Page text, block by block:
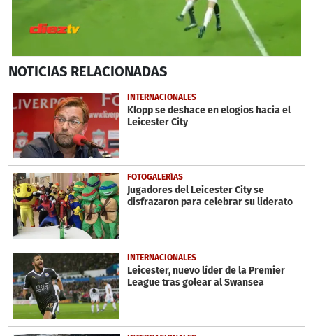
seconds
32
seconds
NOTICIAS RELACIONADAS
INTERNACIONALES
Klopp se deshace en elogios hacia el
Leicester City
FOTOGALERÍAS
Jugadores del Leicester City se
disfrazaron para celebrar su liderato
INTERNACIONALES
Leicester, nuevo líder de la Premier
League tras golear al Swansea